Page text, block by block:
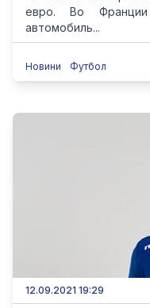
евро. Во Франции
автомобиль...
Новини Футбол
12.09.2021 19:29